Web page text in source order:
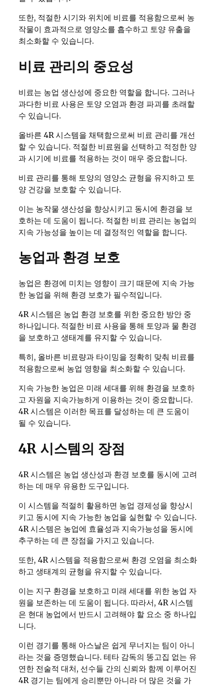
또한, 적절한 시기와 위치에 비료를 적용함으로써 농
작물이 효과적으로 영양소를 흡수하고 토양 유출을
최소화할 수 있습니다.
비료 관리의 중요성
비료는 농업 생산성에 중요한 역할을 합니다. 그러나
과다한 비료 사용은 토양 오염과 환경 파괴를 초래할
수 있습니다.
올바른 4R 시스템을 채택함으로써 비료 관리를 개선
할 수 있습니다. 적절한 비료원을 선택하고 적정한 양
과 시기에 비료를 적용하는 것이 매우 중요합니다.
비료 관리를 통해 토양의 영양소 균형을 유지하고 토
양 건강을 보호할 수 있습니다.
이는 농작물 생산성을 향상시키고 동시에 환경을 보
호하는 데 도움이 됩니다. 적절한 비료 관리는 농업의
지속 가능성을 높이는 데 결정적인 역할을 합니다.
농업과 환경 보호
농업은 환경에 미치는 영향이 크기 때문에 지속 가능
한 농업을 위해 환경 보호가 필수적입니다.
4R 시스템은 농업 환경 보호를 위한 중요한 방안 중
하나입니다. 적절한 비료 사용을 통해 토양과 물 환경
을 보호하고 생태계를 유지할 수 있습니다.
특히, 올바른 비료량과 타이밍을 정확히 맞춰 비료를
적용함으로써 농업 영향을 최소화할 수 있습니다.
지속 가능한 농업은 미래 세대를 위해 환경을 보호하
고 자원을 지속가능하게 이용하는 것이 중요합니다.
4R 시스템은 이러한 목표를 달성하는 데 큰 도움이
될 수 있습니다.
4R 시스템의 장점
4R 시스템은 농업 생산성과 환경 보호를 동시에 고려
하는 데 매우 유용한 도구입니다.
이 시스템을 적절히 활용하면 농업 경제성을 향상시
키고 동시에 지속 가능한 농업을 실현할 수 있습니다.
4R 시스템은 농업에 효율성과 지속가능성을 동시에
추구하는 데 큰 장점을 가지고 있습니다.
또한, 4R 시스템을 적용함으로써 환경 오염을 최소화
하고 생태계의 균형을 유지할 수 있습니다.
이는 지구 환경을 보호하고 미래 세대를 위한 농업 자
원을 보존하는 데 도움이 됩니다. 따라서, 4R 시스템
은 현대 농업에서 반드시 고려해야 할 요소 중 하나입
니다.
이런 경기를 통해 아스날은 쉽게 무너지는 팀이 아니
라는 것을 증명했습니다. 테타 감독의 똥고집 없는 유
연한 전술적 대처, 선수들 간의 신뢰와 함께 이루어진
4R 경기는 팀에게 승리뿐만 아니라 더 많은 것을 가